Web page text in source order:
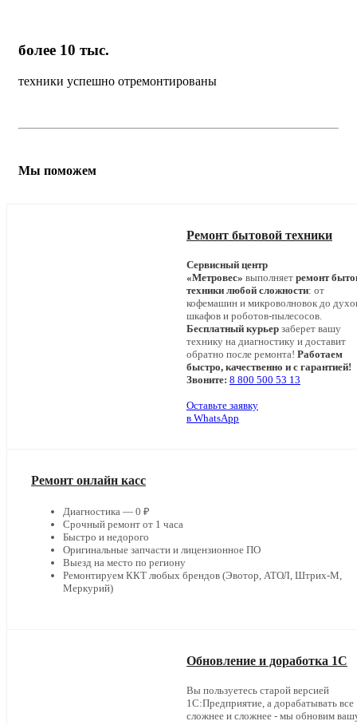
более 10 тыс.
техники успешно отремонтированы
Мы поможем
Ремонт бытовой техники
Сервисный центр
«Метровес» выполняет ремонт
техники любой сложности: от
кофемашин и микроволновок до
шкафов и роботов-пылесосов.
Бесплатный курьер заберет вашу
технику на диагностику и доставит
обратно после ремонта! Работаем
быстро, качественно и с гарантией!
Звоните: 8 800 500 53 13
Оставьте заявку
в WhatsApp
Ремонт онлайн касс
Диагностика — 0 ₽
Срочный ремонт от 1 часа
Быстро и недорого
Оригинальные запчасти и лицензионное ПО
Выезд на место по региону
Ремонтируем ККТ любых брендов (Эвотор, АТОЛ, Штрих-М,
Меркурий)
Обновление и доработка 1С
Вы пользуетесь старой версией
1С:Предприятие, а дорабатывать все
сложнее и сложнее - мы обновим